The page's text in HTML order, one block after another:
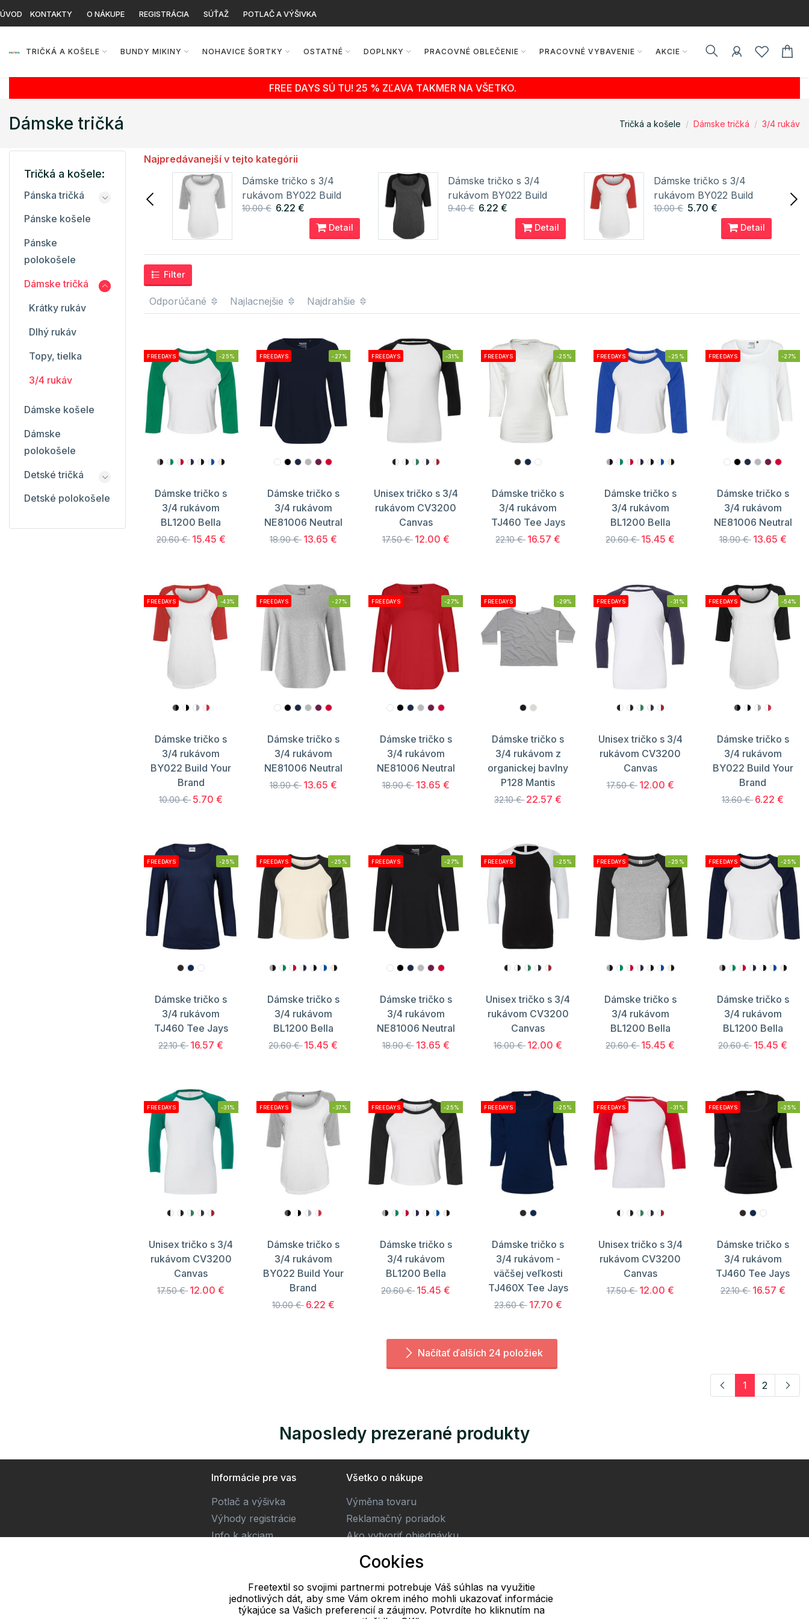
ÚVOD KONTAKTY O NÁKUPE REGISTRÁCIA SÚŤAŽ POTLAČ A VÝŠIVKA
TRIČKÁ A KOŠELE BUNDY MIKINY NOHAVICE ŠORTKY OSTATNÉ DOPLNKY PRACOVNÉ OBLEČENIE PRACOVNÉ VYBAVENIE AKCIE
FREE DAYS SÚ TU! 25 % ZĽAVA TAKMER NA VŠETKO.
Dámske tričká Tričká a košele Dámske tričká 3/4 rukáv
Najpredávanejší v tejto kategórii
Dámske tričko s 3/4
rukávom BY022 Build
Dámske tričko s 3/4
rukávom BY022 Build
Your Brand
10.00 € 6.22 €
Detail
Dámske tričko s 3/4
rukávom BY022 Build
Your Brand
9.40 € 6.22 €
Detail
Dámske tričko s 3/4
rukávom BY022 Build
Your Brand
10.00 € 5.70 €
Detail
Filter
Odporúčané Najlacnejšie Najdrahšie
FREEDAYS -25%
Dámske tričko s
3/4 rukávom
BL1200 Bella
20.60 € 15.45 €
FREEDAYS -27%
Dámske tričko s
3/4 rukávom
NE81006 Neutral
18.90 € 13.65 €
FREEDAYS -31%
Unisex tričko s 3/4
rukávom CV3200
Canvas
17.50 € 12.00 €
FREEDAYS -25%
Dámske tričko s
3/4 rukávom
TJ460 Tee Jays
22.10 € 16.57 €
FREEDAYS -25%
Dámske tričko s
3/4 rukávom
BL1200 Bella
20.60 € 15.45 €
FREEDAYS -27%
Dámske tričko s
3/4 rukávom
NE81006 Neutral
18.90 € 13.65 €
FREEDAYS -43%
Dámske tričko s
3/4 rukávom
BY022 Build Your
Brand
10.00 € 5.70 €
FREEDAYS -27%
Dámske tričko s
3/4 rukávom
NE81006 Neutral
18.90 € 13.65 €
FREEDAYS -27%
Dámske tričko s
3/4 rukávom
NE81006 Neutral
18.90 € 13.65 €
FREEDAYS -29%
Dámske tričko s
3/4 rukávom z
organickej bavlny
P128 Mantis
32.10 € 22.57 €
FREEDAYS -31%
Unisex tričko s 3/4
rukávom CV3200
Canvas
17.50 € 12.00 €
FREEDAYS -54%
Dámske tričko s
3/4 rukávom
BY022 Build Your
Brand
13.60 € 6.22 €
FREEDAYS -25%
Dámske tričko s
3/4 rukávom
TJ460 Tee Jays
22.10 € 16.57 €
FREEDAYS -25%
Dámske tričko s
3/4 rukávom
BL1200 Bella
20.60 € 15.45 €
FREEDAYS -27%
Dámske tričko s
3/4 rukávom
NE81006 Neutral
18.90 € 13.65 €
FREEDAYS -25%
Unisex tričko s 3/4
rukávom CV3200
Canvas
16.00 € 12.00 €
FREEDAYS -25%
Dámske tričko s
3/4 rukávom
BL1200 Bella
20.60 € 15.45 €
FREEDAYS -25%
Dámske tričko s
3/4 rukávom
BL1200 Bella
20.60 € 15.45 €
FREEDAYS -31%
Unisex tričko s 3/4
rukávom CV3200
Canvas
17.50 € 12.00 €
FREEDAYS -37%
Dámske tričko s
3/4 rukávom
BY022 Build Your
Brand
10.00 € 6.22 €
FREEDAYS -25%
Dámske tričko s
3/4 rukávom
BL1200 Bella
20.60 € 15.45 €
FREEDAYS -25%
Dámske tričko s
3/4 rukávom -
väčšej veľkosti
TJ460X Tee Jays
23.60 € 17.70 €
FREEDAYS -31%
Unisex tričko s 3/4
rukávom CV3200
Canvas
17.50 € 12.00 €
FREEDAYS -25%
Dámske tričko s
3/4 rukávom
TJ460 Tee Jays
22.10 € 16.57 €
Načítať ďalších 24 položiek
1 2
Tričká a košele:
Pánska tričká
Pánske košele
Pánske
polokošele
Dámske tričká
Krátky rukáv
Dlhý rukáv
Topy, tielka
3/4 rukáv
Dámske košele
Dámske
polokošele
Detské tričká
Detské polokošele
Naposledy prezerané produkty
Informácie pre vas
Potlač a výšivka
Výhody registrácie
Info k akciam
Všetko o nákupe
Výměna tovaru
Reklamačný poriadok
Ako vytvoriť objednávku
Obchodné podmienky
Doprava
E-mail
Cookies
Freetextil so svojimi partnermi potrebuje Váš súhlas na využitie
jednotlivých dát, aby sme Vám okrem iného mohli ukazovať informácie
týkajúce sa Vašich preferencií a záujmov. Potvrdíte ho kliknutím na